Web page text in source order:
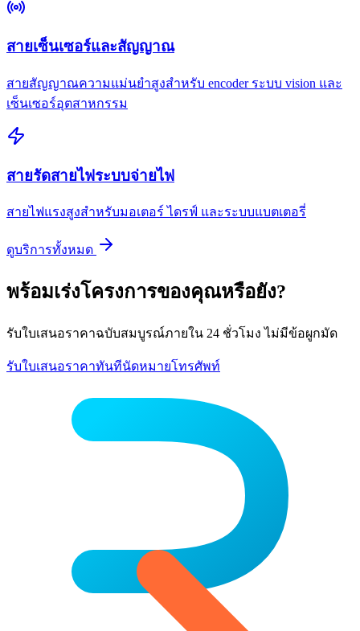
สายเซ็นเซอร์และสัญญาณ
สายสัญญาณความแม่นยำสูงสำหรับ encoder ระบบ vision และ
เซ็นเซอร์อุตสาหกรรม
สายรัดสายไฟระบบจ่ายไฟ
สายไฟแรงสูงสำหรับมอเตอร์ ไดรฟ์ และระบบแบตเตอรี่
ดูบริการทั้งหมด
พร้อมเร่งโครงการของคุณหรือยัง?
รับใบเสนอราคาฉบับสมบูรณ์ภายใน 24 ชั่วโมง ไม่มีข้อผูกมัด
รับใบเสนอราคาทันทีนัดหมายโทรศัพท์